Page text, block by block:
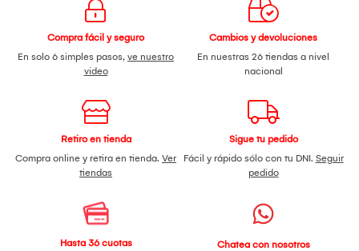
Compra fácil y seguro
En solo 6 simples pasos, ve nuestro
video
Cambios y devoluciones
En nuestras 26 tiendas a nivel
nacional
Retiro en tienda
Compra online y retira en tienda. Ver
tiendas
Sigue tu pedido
Fácil y rápido sólo con tu DNI. Seguir
pedido
Hasta 36 cuotas
Chatea con nosotros